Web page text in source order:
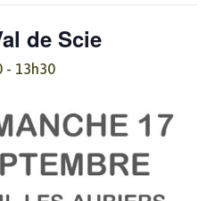
de Scie
- 13h30